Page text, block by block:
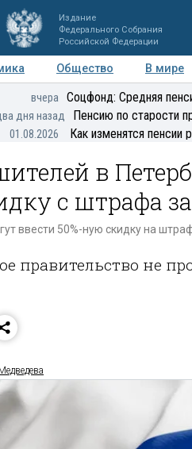
Издание
Федерального Собрания
Российской Федерации
Общество В мире
Мнения Регионы
вчера Соцфонд: Средняя
дня назад Пенсию по старости
01.08.2026 Как изменятся пенсии
в
с штрафа
ввести 50%-ную скидку на
правительство не